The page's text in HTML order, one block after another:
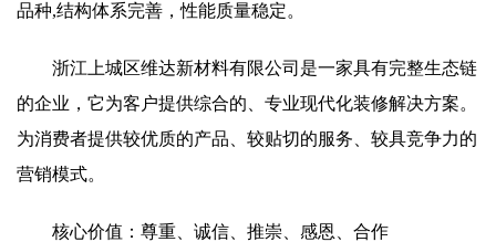
品种,结构体系完善，性能质量稳定。
浙江上城区维达新材料有限公司是一家具有完整生态链
的企业，它为客户提供综合的、专业现代化装修解决方案。
为消费者提供较优质的产品、较贴切的服务、较具竞争力的
营销模式。
核心价值：尊重、诚信、推崇、感恩、合作